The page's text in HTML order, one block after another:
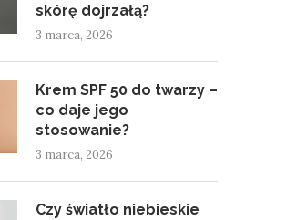
skórę dojrzałą?
3 marca, 2026
Krem SPF 50 do twarzy –
co daje jego
stosowanie?
3 marca, 2026
Czy światło niebieskie